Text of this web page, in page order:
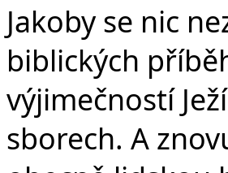
Jakoby se nic
biblických
výjimečností
sborech. A